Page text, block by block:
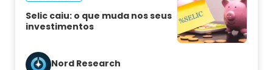
Selic caiu: o que muda nos seus
investimentos
Nord Research